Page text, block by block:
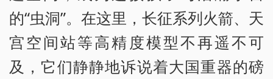
的“虫洞”。在这里，长征系列火箭、天
宫空间站等高精度模型不再遥不可
及，它们静静地诉说着大国重器的磅